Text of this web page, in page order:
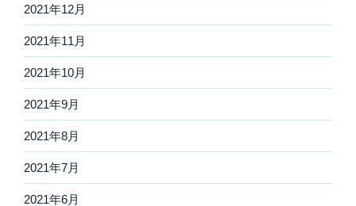
2021年12月
2021年11月
2021年10月
2021年9月
2021年8月
2021年7月
2021年6月